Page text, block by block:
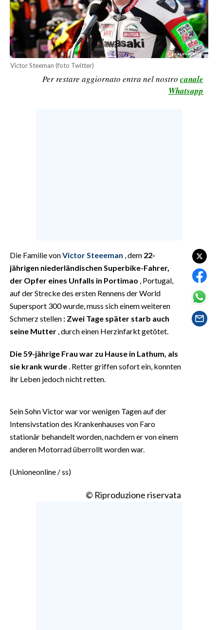
BASKET
VOLLEY
MOTORI
TENNIS
FOTO
VIDEO
ABBONATI
NECROLOGI
Victor Steeman (foto Twitter)
Per restare aggiornato entra nel nostro canale
Whatsapp
Die Familie vonVictor Steeeman , dem 22-
jährigen niederländischen Superbike-Fahrer,
der Opfer eines Unfalls in Portimao , Portugal,
auf der Strecke des ersten Rennens der World
Supersport 300 wurde, muss sich einem weiteren
Schmerz stellen : Zwei Tage später starb auch
seine Mutter , durch einen Herzinfarkt getötet.
Die 59-jährige Frau war zu Hause in Lathum, als
sie krank wurde . Retter griffen sofort ein, konnten
ihr Leben jedoch nicht retten.
Sein Sohn Victor war vor wenigen Tagen auf der
Intensivstation des Krankenhauses von Faro
stationär behandelt worden, nachdem er von einem
anderen Motorrad überrollt worden war.
(Unioneonline / ss)
© Riproduzione riservata